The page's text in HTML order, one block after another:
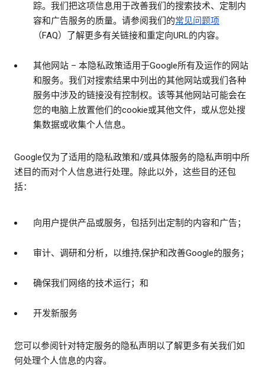
踪。我们把这项信息用于改善我们的搜索技术、定制内
容和广告服务的质量。请参阅我们的常见问题项
（FAQ）了解更多有关链接和重定向URL的内容。
其他网站 – 本隐私政策适用于Google所有及运作的网站
和服务。我们对搜索结果中列出的其他网站或我们各种
服务中涉及的链接没有控制权。该等其他网站可能会在
您的电脑上放置他们的cookie或其他文件，或从您处搜
集数据或收集个人信息。
Google仅为了适用的隐私政策和/或具体服务的隐私声明中所
述目的而对个人信息进行处理。除此以外，这些目的还包
括：
向用户提供产品或服务，包括列出定制的内容和广告；
审计、调研和分析，以维持,保护和改善Google的服务；
确保我们网络的技术运行；和
开发新服务
您可以参阅针对特定服务的隐私声明以了解更多有关我们如
何处理个人信息的内容。